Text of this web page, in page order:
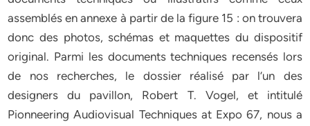
assemblés en annexe à partir de la figure 15 : on trouvera
donc des photos, schémas et maquettes du dispositif
original. Parmi les documents techniques recensés lors
de nos recherches, le dossier réalisé par l’un des
designers du pavillon, Robert T. Vogel, et intitulé
Pionneering Audiovisual Techniques at Expo 67, nous a